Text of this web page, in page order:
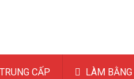
CẤP LÀM